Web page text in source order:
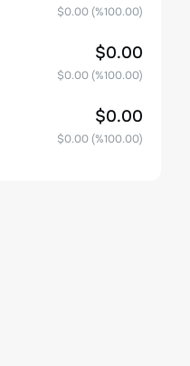
$0.00(%100.00)
$0.00
$0.00(%100.00)
$0.00
$0.00(%100.00)